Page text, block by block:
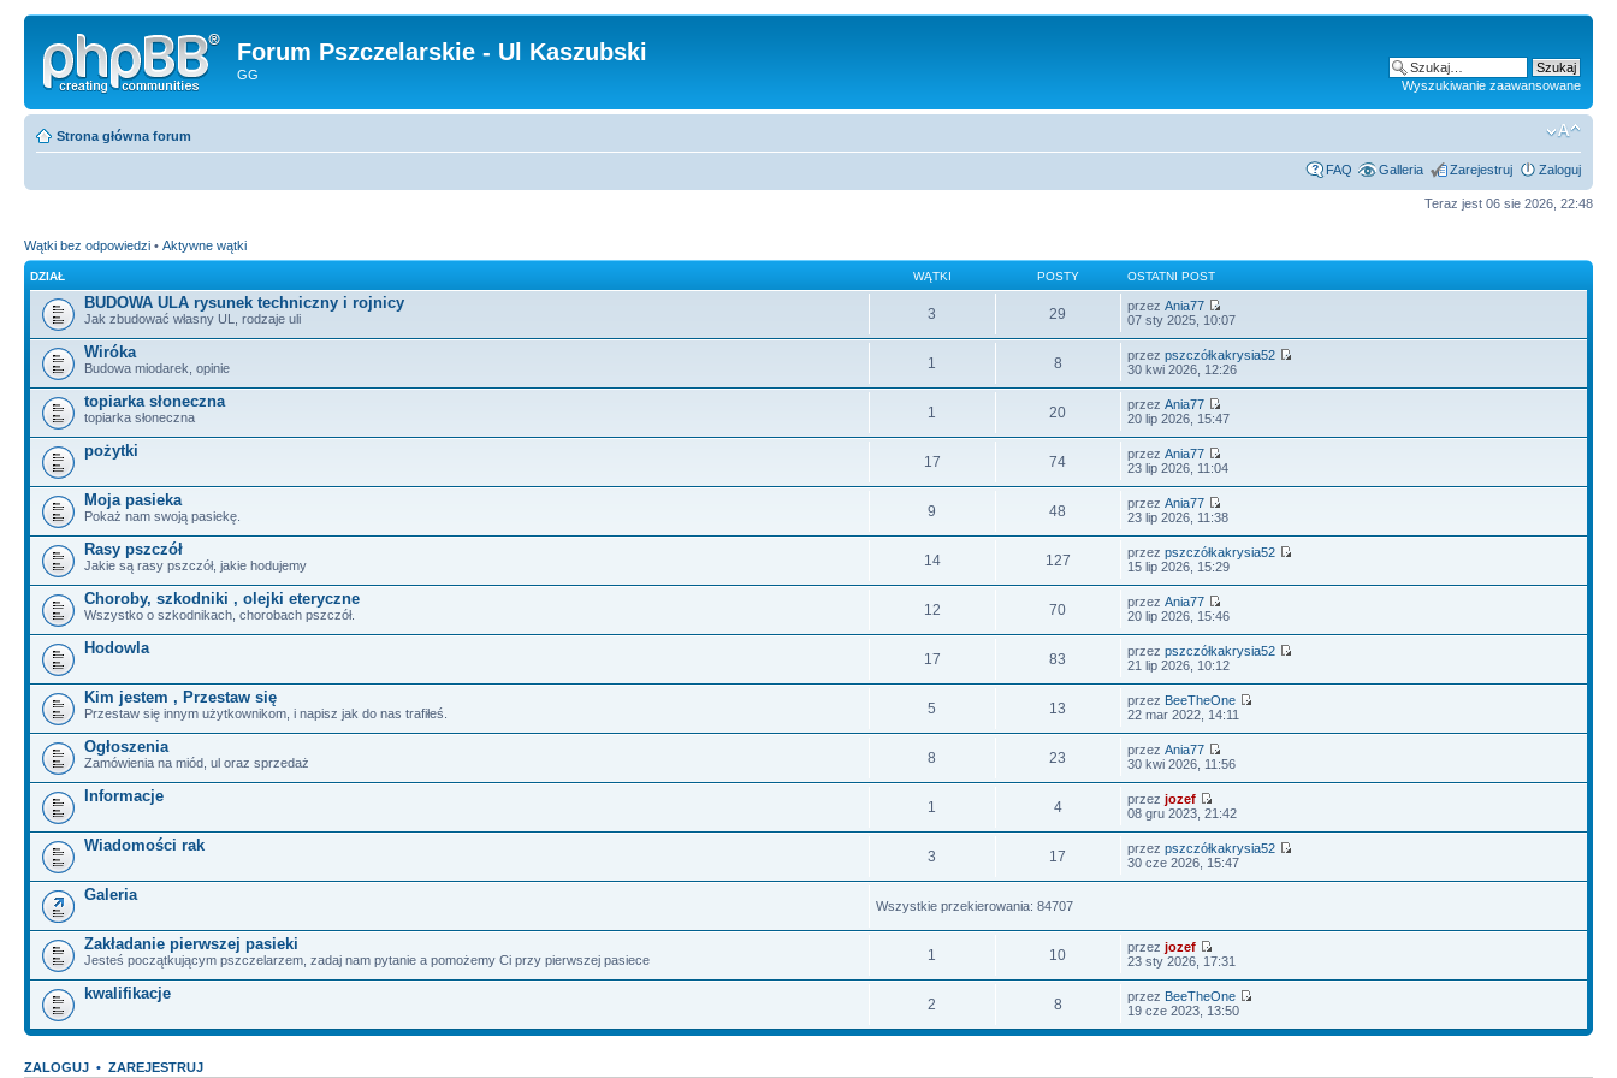
Forum Pszczelarskie - Ul Kaszubski
GG
Wyszukiwanie zaawansowane
Strona główna forum
FAQ Galleria Zarejestruj Zaloguj
Teraz jest 06 sie 2026, 22:48
Wątki bez odpowiedzi • Aktywne wątki
DZIAŁ WĄTKI POSTY OSTATNI POST
BUDOWA ULA rysunek techniczny i rojnicy
Jak zbudować własny UL, rodzaje uli 3 29 przezAnia77
07 sty 2025, 10:07
Wiróka
Budowa miodarek, opinie 1 8 przezpszczółkakrysia52
30 kwi 2026, 12:26
topiarka słoneczna
topiarka słoneczna 1 20 przezAnia77
20 lip 2026, 15:47
pożytki
17 74 przezAnia77
23 lip 2026, 11:04
Moja pasieka
Pokaż nam swoją pasiekę. 9 48 przezAnia77
23 lip 2026, 11:38
Rasy pszczół
Jakie są rasy pszczół, jakie hodujemy 14 127 przezpszczółkakrysia52
15 lip 2026, 15:29
Choroby, szkodniki , olejki eteryczne
Wszystko o szkodnikach, chorobach pszczół. 12 70 przezAnia77
20 lip 2026, 15:46
Hodowla
17 83 przezpszczółkakrysia52
21 lip 2026, 10:12
Kim jestem , Przestaw się
Przestaw się innym użytkownikom, i napisz jak do nas trafiłeś. 5 13 przez BeeTheOne
22 mar 2022, 14:11
Ogłoszenia
Zamówienia na miód, ul oraz sprzedaż 8 23 przezAnia77
30 kwi 2026, 11:56
Informacje
1 4 przezjozef
08 gru 2023, 21:42
Wiadomości rak
3 17 przezpszczółkakrysia52
30 cze 2026, 15:47
Galeria
Wszystkie przekierowania: 84707
Zakładanie pierwszej pasieki
Jesteś początkującym pszczelarzem, zadaj nam pytanie a pomożemy Ci przy pierwszej pasiece 1 10 przezjozef
23 sty 2026, 17:31
kwalifikacje
2 8 przez BeeTheOne
19 cze 2023, 13:50
ZALOGUJ • ZAREJESTRUJ